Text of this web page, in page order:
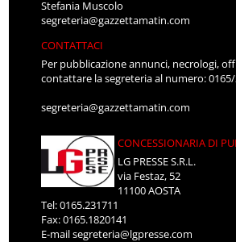
Stefania Muscolo
segreteria@gazzettamatin.com
CONTATTACI
Per pubblicazione annunci, necrologi,
contattare la segreteria al numero: 0165/
segreteria@gazzettamatin.com
CONCESSIONARIA DI
LG PRESSE S.R.L.
via Festaz, 52
11100 AOSTA
Tel: 0165.231711
Fax: 0165.1820141
E-mailsegreteria@lgpresse.com